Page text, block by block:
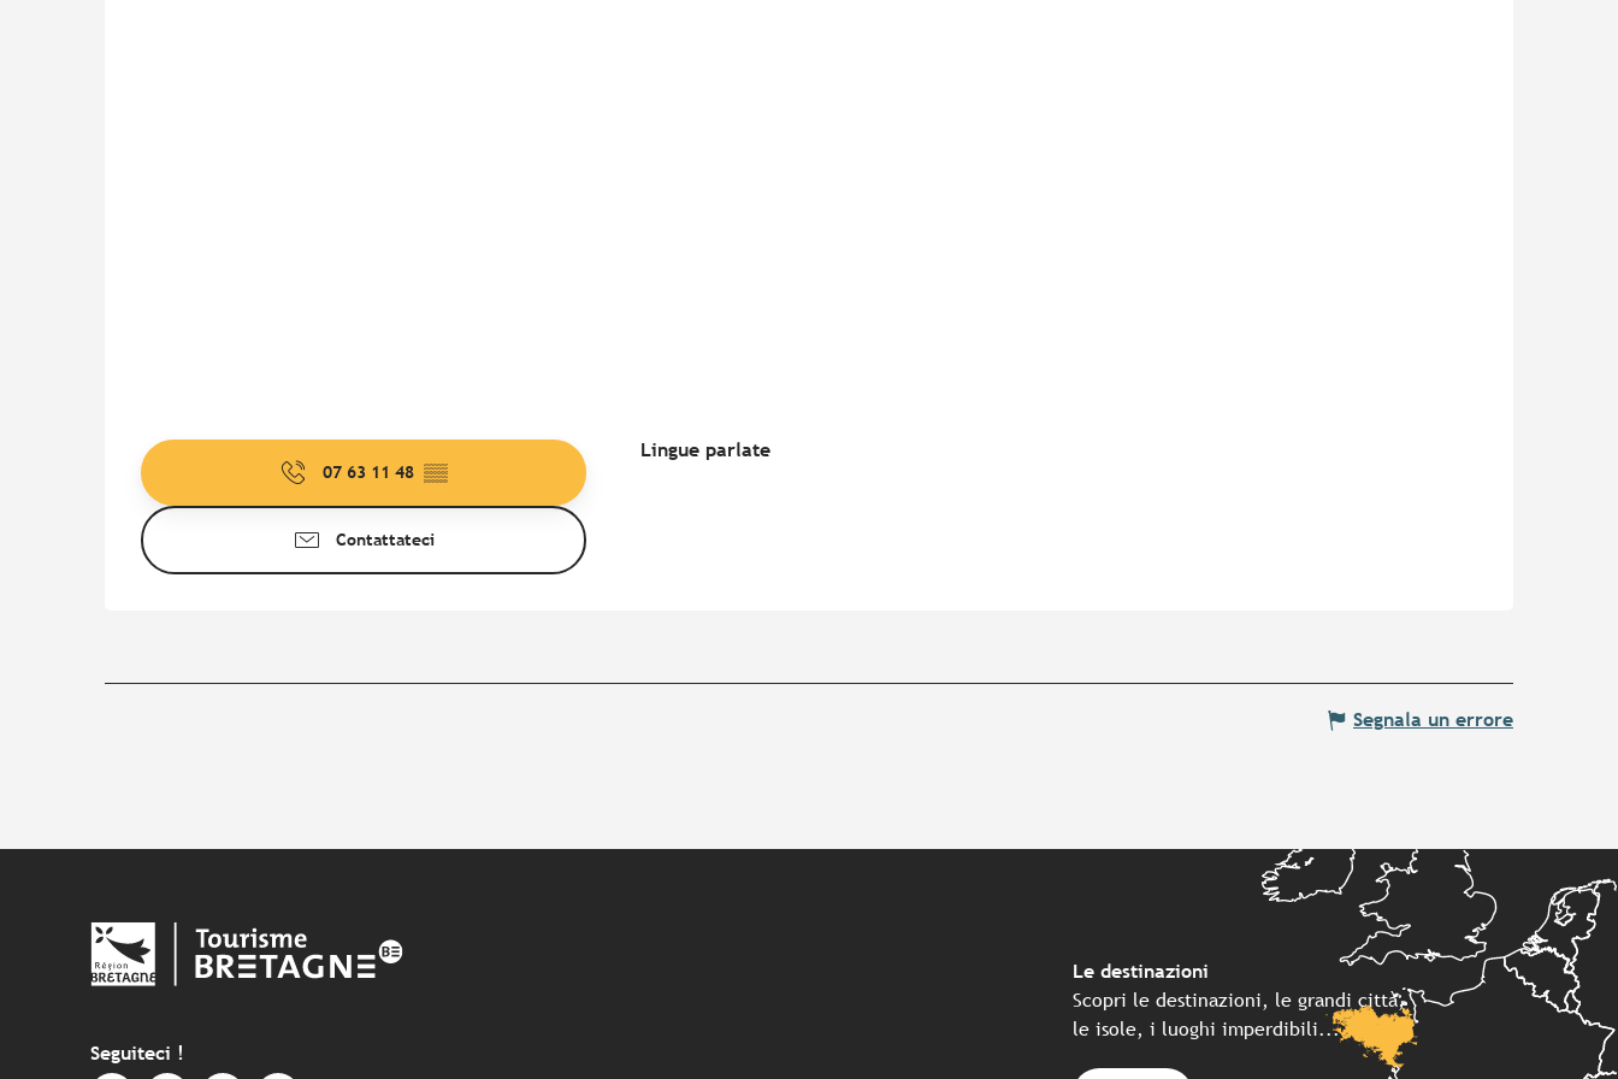
07 63 11 48 ▒▒
Contattateci
Lingue parlate
Lingue parlate
Segnala un errore
Seguiteci !
Le destinazioni
Scopri le destinazioni, le grandi città,
le isole, i luoghi imperdibili...